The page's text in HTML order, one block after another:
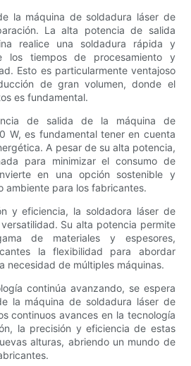
la máquina de soldadura láser de
La alta potencia de salida
realice una soldadura rápida y
los tiempos de procesamiento y
Esto es particularmente ventajoso
de gran volumen, donde el
es fundamental.
de salida de la máquina de
W, es fundamental tener en cuenta
A pesar de su alta potencia,
para minimizar el consumo de
en una opción sostenible y
ambiente para los fabricantes.
y eficiencia, la soldadora láser de
Su alta potencia permite
de materiales y espesores,
la flexibilidad para abordar
necesidad de múltiples máquinas.
continúa avanzando, se espera
la máquina de soldadura láser de
continuos avances en la tecnología
la precisión y eficiencia de estas
alturas, abriendo un mundo de